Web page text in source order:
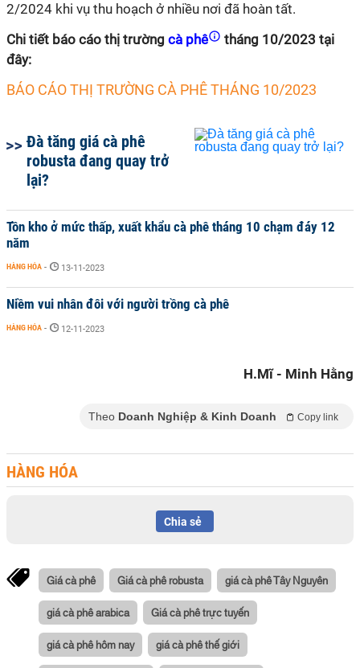
2/2024 khi vụ thu hoạch ở nhiều nơi đã hoàn tất.
Chi tiết báo cáo thị trường cà phê
tháng 10/2023 tại
đây:
BÁO CÁO THỊ TRƯỜNG CÀ PHÊ THÁNG 10/2023
Đà tăng giá cà phê
robusta đang quay trở
lại?
Tồn kho ở mức thấp, xuất khẩu cà phê tháng 10 chạm đáy 12
năm
HÀNG HÓA - 13-11-2023
Niềm vui nhân đôi với người trồng cà phê
HÀNG HÓA - 12-11-2023
H.Mĩ - Minh Hằng
Theo Doanh Nghiệp & Kinh Doanh Copy link
HÀNG HÓA
Chia sẻ
Giá cà phê Giá cà phê robusta giá cà phê Tây Nguyên
giá cà phê arabica Giá cà phê trực tuyến
giá cà phê hôm nay giá cà phê thế giới